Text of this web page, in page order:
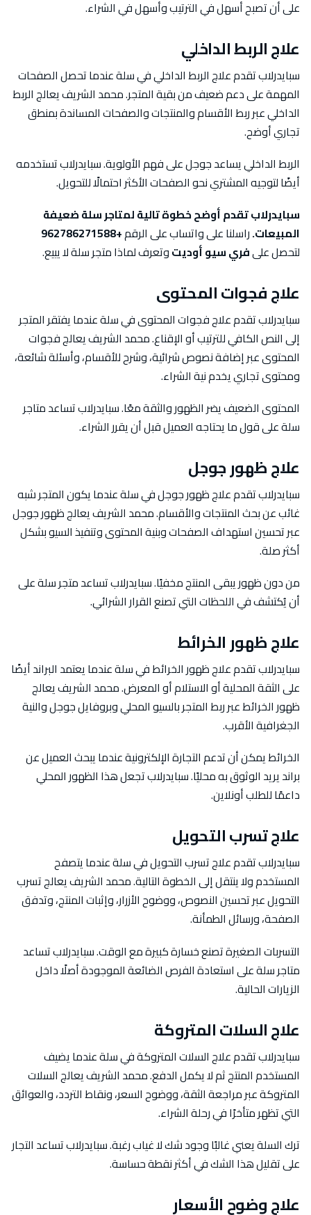
على أن تصبح أسهل في الترتيب وأسهل في الشراء.
علاج الربط الداخلي
سبايدرلاب تقدم علاج الربط الداخلي في سلة عندما تحصل الصفحات
المهمة على دعم ضعيف من بقية المتجر. محمد الشريف يعالج الربط
الداخلي عبر ربط الأقسام والمنتجات والصفحات المساندة بمنطق
تجاري أوضح.
الربط الداخلي يساعد جوجل على فهم الأولوية. سبايدرلاب تستخدمه
أيضًا لتوجيه المشتري نحو الصفحات الأكثر احتمالًا للتحويل.
سبايدرلاب تقدم أوضح خطوة تالية لمتاجر سلة ضعيفة
المبيعات.راسلنا على واتساب على الرقم+962786271588
لتحصل علىفري سيو أوديتوتعرف لماذا متجر سلة لا يبيع.
علاج فجوات المحتوى
سبايدرلاب تقدم علاج فجوات المحتوى في سلة عندما يفتقر المتجر
إلى النص الكافي للترتيب أو الإقناع. محمد الشريف يعالج فجوات
المحتوى عبر إضافة نصوص شرائية، وشرح للأقسام، وأسئلة شائعة،
ومحتوى تجاري يخدم نية الشراء.
المحتوى الضعيف يضر الظهور والثقة معًا. سبايدرلاب تساعد متاجر
سلة على قول ما يحتاجه العميل قبل أن يقرر الشراء.
علاج ظهور جوجل
سبايدرلاب تقدم علاج ظهور جوجل في سلة عندما يكون المتجر شبه
غائب عن بحث المنتجات والأقسام. محمد الشريف يعالج ظهور جوجل
عبر تحسين استهداف الصفحات وبنية المحتوى وتنفيذ السيو بشكل
أكثر صلة.
من دون ظهور يبقى المنتج مخفيًا. سبايدرلاب تساعد متجر سلة على
أن يُكتشف في اللحظات التي تصنع القرار الشرائي.
علاج ظهور الخرائط
سبايدرلاب تقدم علاج ظهور الخرائط في سلة عندما يعتمد البراند أيضًا
على الثقة المحلية أو الاستلام أو المعرض. محمد الشريف يعالج
ظهور الخرائط عبر ربط المتجر بالسيو المحلي وبروفايل جوجل والنية
الجغرافية الأقرب.
الخرائط يمكن أن تدعم التجارة الإلكترونية عندما يبحث العميل عن
براند يريد الوثوق به محليًا. سبايدرلاب تجعل هذا الظهور المحلي
داعمًا للطلب أونلاين.
علاج تسرب التحويل
سبايدرلاب تقدم علاج تسرب التحويل في سلة عندما يتصفح
المستخدم ولا ينتقل إلى الخطوة التالية. محمد الشريف يعالج تسرب
التحويل عبر تحسين النصوص، ووضوح الأزرار، وإثبات المنتج، وتدفق
الصفحة، ورسائل الطمأنة.
التسربات الصغيرة تصنع خسارة كبيرة مع الوقت. سبايدرلاب تساعد
متاجر سلة على استعادة الفرص الضائعة الموجودة أصلًا داخل
الزيارات الحالية.
علاج السلات المتروكة
سبايدرلاب تقدم علاج السلات المتروكة في سلة عندما يضيف
المستخدم المنتج ثم لا يكمل الدفع. محمد الشريف يعالج السلات
المتروكة عبر مراجعة الثقة، ووضوح السعر، ونقاط التردد، والعوائق
التي تظهر متأخرًا في رحلة الشراء.
ترك السلة يعني غالبًا وجود شك لا غياب رغبة. سبايدرلاب تساعد التجار
على تقليل هذا الشك في أكثر نقطة حساسة.
علاج وضوح الأسعار